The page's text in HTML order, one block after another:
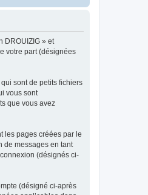
DROUIZIG » et
votre part (désignées
sont de petits fichiers
vous sont
que vous avez
les pages créées par le
de messages en tant
(désignés ci-
(désigné ci-après